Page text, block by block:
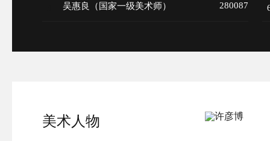
吴惠良（国家一级美术师） 280087
美术人物